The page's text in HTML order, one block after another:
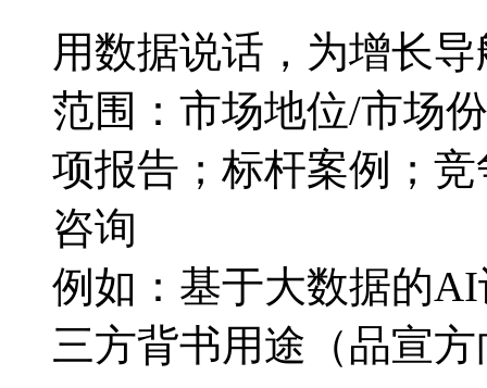
用数据说话，为增长导
范围：市场地位/市场
项报告；标杆案例；
咨询
例如：基于大数据的
三方背书用途（品宣